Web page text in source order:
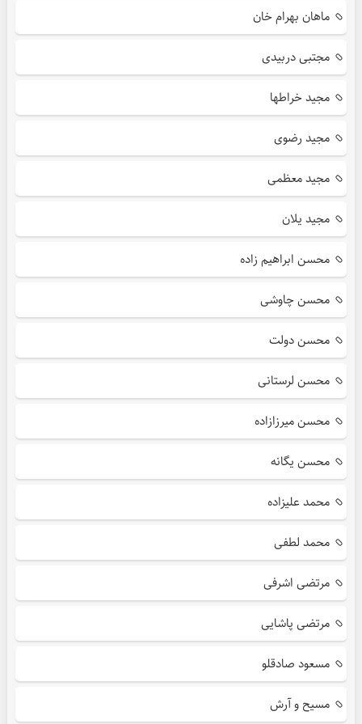
ماهان بهرام خان
مجتبی دربیدی
مجید خراطها
مجید رضوی
مجید معظمی
مجید یلان
محسن ابراهیم زاده
محسن چاوشی
محسن دولت
محسن لرستانی
محسن میرزازاده
محسن یگانه
محمد علیزاده
محمد لطفی
مرتضی اشرفی
مرتضی پاشایی
مسعود صادقلو
مسیح و آرش